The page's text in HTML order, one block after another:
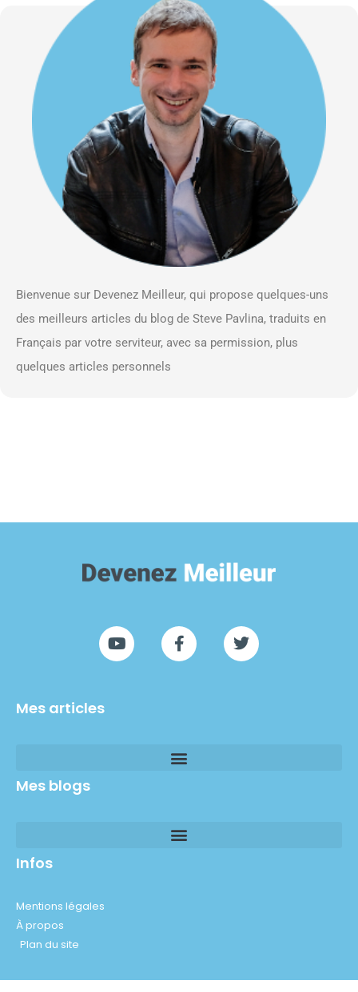
Bienvenue sur Devenez Meilleur, qui propose quelques-uns
des meilleurs articles du blog de Steve Pavlina, traduits en
Français par votre serviteur, avec sa permission, plus
quelques articles personnels
Mes articles
Mes blogs
Infos
Mentions légales
À propos
Plan du site